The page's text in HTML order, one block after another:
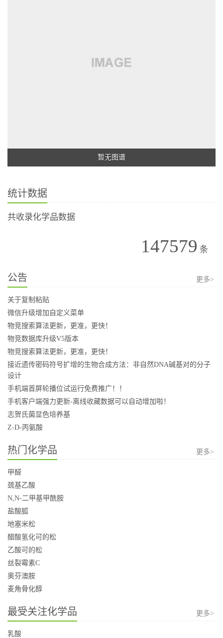
暂无图谱
统计数据
共收录化学品数据
147579 条
公告 更多>
关于复制粘贴
微信升级增加自定义菜单
物竞搜索算法更新，更准，更快！
物竞数据库升级V5版本
物竞搜索算法更新，更准，更快！
接近遗传密码符号扩增的生物合成方法：非自然DNA碱基对的分子
设计
手机端首屏轮播位试运行免费推广！！
手机客户端强力更新-离线收藏数据可以自动增加啦！
志贺氏菌显色培养基
Z-D-丙氨酸
热门化学品 更多>
甲醛
巯基乙酸
N,N-二甲基甲酰胺
盐酸胍
地塞米松
醋酸氢化可的松
乙酸可的松
丝裂霉素C
奥芬澳胺
麦角骨化醇
最受关注化学品 更多>
乳酸